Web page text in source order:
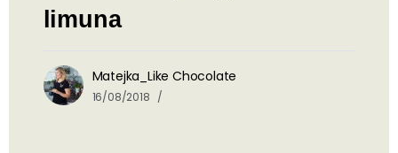
limuna
Matejka_Like Chocolate
16/08/2018